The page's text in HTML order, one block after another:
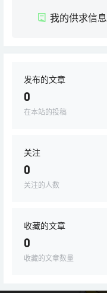
我的供求信息
发布的文章
0
在本站的投稿
关注
0
关注的人数
收藏的文章
0
收藏的文章数量